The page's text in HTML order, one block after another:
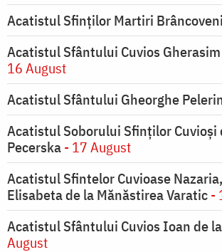
Acatistul Sfinților Martiri Brâncoveni
Acatistul Sfântului Cuvios
16 August
Acatistul Sfântului Gheorghe
Acatistul Soborului Sfinților Cuvioși
Pecerska- 17 August
Acatistul Sfintelor Cuvioase
Elisabeta de la Mănăstirea Varatic-
Acatistul Sfântului Cuvios Ioan de
August